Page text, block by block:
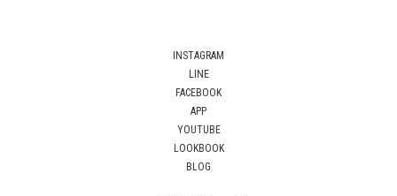
INSTAGRAM
LINE
FACEBOOK
APP
YOUTUBE
LOOKBOOK
BLOG